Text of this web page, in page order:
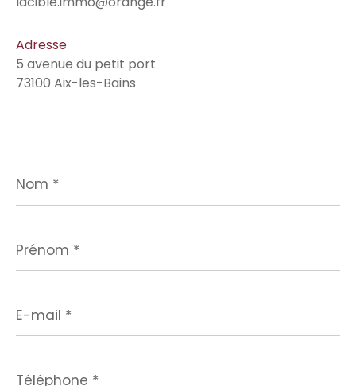
Adresse
5 avenue du petit port
73100 Aix-les-Bains
*
*
mail
*
*